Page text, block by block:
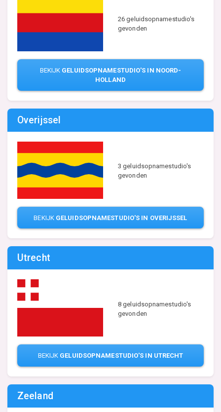
26 geluidsopnamestudio's
gevonden
BEKIJK GELUIDSOPNAMESTUDIO'S IN NOORD-
HOLLAND
Overijssel
3 geluidsopnamestudio's
gevonden
BEKIJK GELUIDSOPNAMESTUDIO'S IN OVERIJSSEL
Utrecht
8 geluidsopnamestudio's
gevonden
BEKIJK GELUIDSOPNAMESTUDIO'S IN UTRECHT
Zeeland